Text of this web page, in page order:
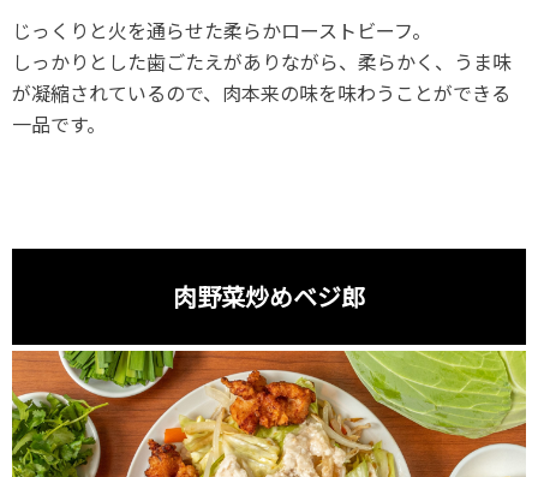
じっくりと火を通らせた柔らかローストビーフ。
しっかりとした歯ごたえがありながら、柔らかく、うま味
が凝縮されているので、肉本来の味を味わうことができる
一品です。
肉野菜炒めベジ郎